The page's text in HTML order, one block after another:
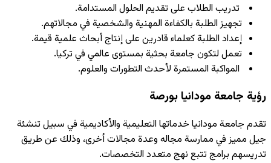
تدريب الطلاب على تقديم الحلول المستدامة.
تجهيز الطلبة بالكفاءة المهنية والشخصية في مجالاتهم.
إعداد الطلبة كعلماء قادرين على إنتاج أبحاث علمية قيمة.
تعمل لتكون جامعة بحثية بمستوى عالمي في تركيا.
المواكبة المستمرة لأحدث التطورات والعلوم.
رؤية جامعة مودانيا بورصة
تقدم جامعة مودانيا خدماتها التعليمية والأكاديمية في سبيل تنشئة
جيل مميز في ممارسة مجاله وعدة مجالات أخرى، وذلك عن طريق
تدريسهم برامج تتبع نهج متعدد التخصصات.